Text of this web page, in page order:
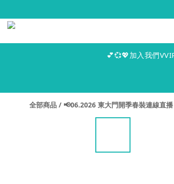
💕💞💖加入我們
全部商品 / 📢06.2026 東大門開季春裝連線直